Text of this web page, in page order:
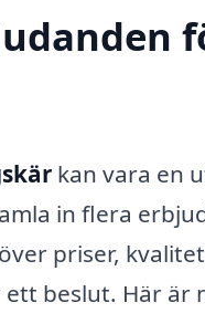
kan vara en
in flera
priser,
beslut. Här är